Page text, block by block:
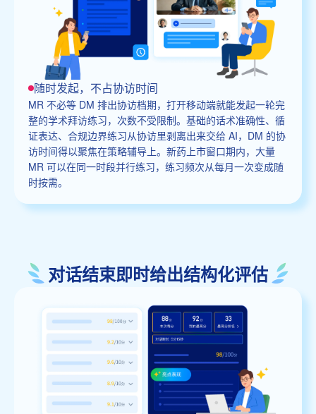
随时发起，不占协访时间
MR 不必等 DM 排出协访档期，打开移动端就能发起一轮完
整的学术拜访练习，次数不受限制。基础的话术准确性、循
证表达、合规边界练习从协访里剥离出来交给 AI，DM 的协
访时间得以聚焦在策略辅导上。新药上市窗口期内，大量
MR 可以在同一时段并行练习，练习频次从每月一次变成随
时按需。
对话结束即时给出结构化评估